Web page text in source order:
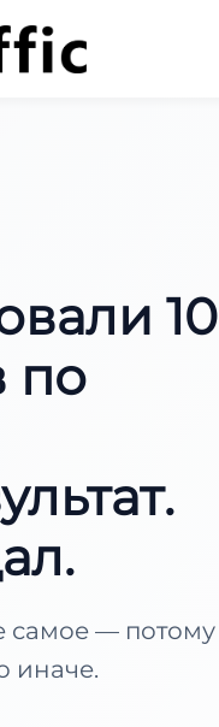
10
по
самое — потому
иначе.